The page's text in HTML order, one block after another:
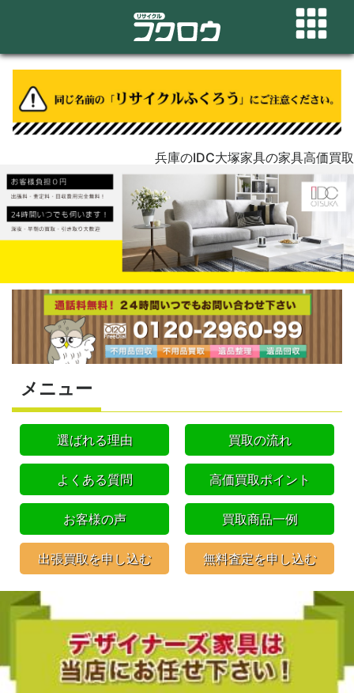
兵庫のIDC大塚家具の家具高価買取
メニュー
選ばれる理由 買取の流れ
よくある質問 高価買取ポイント
お客様の声 買取商品一例
出張買取を申し込む 無料査定を申し込む